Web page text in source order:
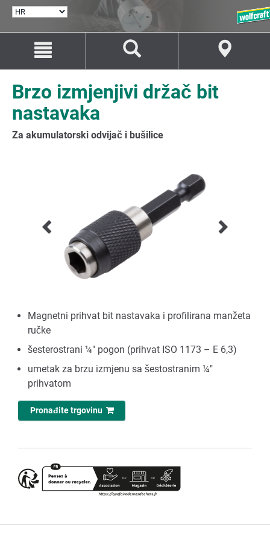
ODABERI
sadržaj
navigaciju
Brzo izmjenjivi držač bit
nastavaka
Za akumulatorski odvijač i bušilice
Magnetni prihvat bit nastavaka i profilirana manžeta
ručke
šesterostrani ¼" pogon (prihvat ISO 1173 – E 6,3)
umetak za brzu izmjenu sa šestostranim ¼"
prihvatom
Pronađite trgovinu